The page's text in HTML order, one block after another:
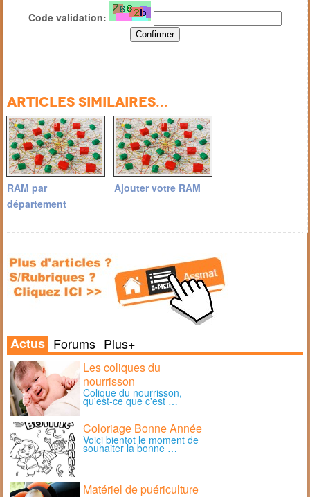
Code validation:
Articles similaires...
RAM par
département
Ajouter votre RAM
Actus Forums Plus+
Les coliques du
nourrisson
Colique du nourrisson,
qu'est-ce que c'est …
Coloriage Bonne Année
Voici bientot le moment de
souhaiter la bonne …
Matériel de puériculture